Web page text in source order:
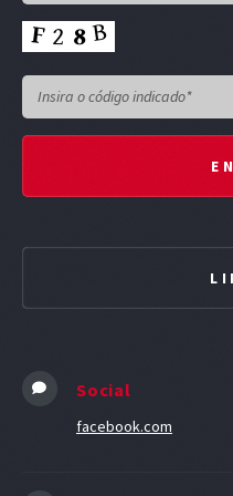
Social
facebook.com